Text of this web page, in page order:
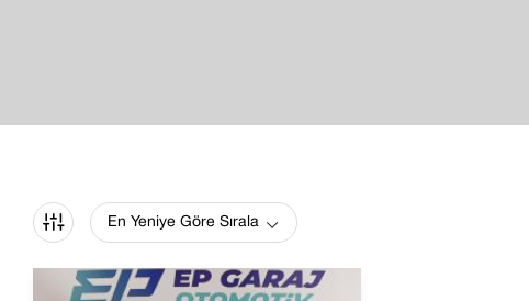
En Yeniye Göre Sırala